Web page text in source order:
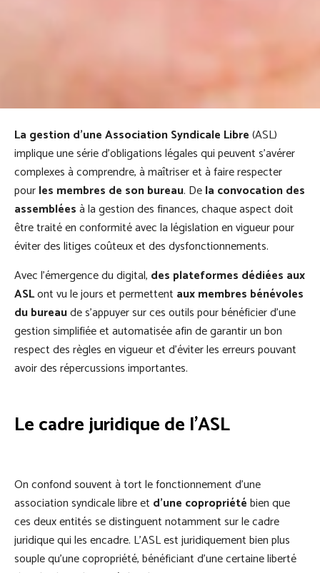
La gestion d'une Association Syndicale Libre(ASL)
implique une série d'obligations légales qui peuvent s'avérer
complexes à comprendre, à maîtriser et à faire respecter
pourles membres de son bureau. Dela convocation des
assembléesà la gestion des finances, chaque aspect doit
être traité en conformité avec la législation en vigueur pour
éviter des litiges coûteux et des dysfonctionnements.
Avec l’émergence du digital, des plateformes dédiées aux
ASLont vu le jours et permettent aux membres bénévoles
du bureaude s’appuyer sur ces outils pour bénéficier d’une
gestion simplifiée et automatisée afin de garantir un bon
respect des règles en vigueur et d’éviter les erreurs pouvant
avoir des répercussions importantes.
Le cadre juridique de l’ASL
On confond souvent à tort le fonctionnement d’une
association syndicale libre et d’une copropriétébien que
ces deux entités se distinguent notamment sur le cadre
juridique qui les encadre. L’ASL est juridiquement bien plus
souple qu’une copropriété, bénéficiant d’une certaine liberté